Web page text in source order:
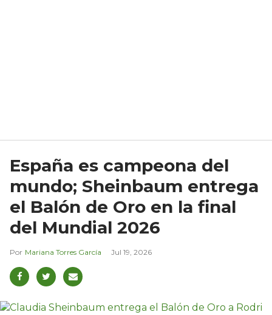
España es campeona del
mundo; Sheinbaum entrega
el Balón de Oro en la final
del Mundial 2026
Mariana Torres García Jul 19, 2026